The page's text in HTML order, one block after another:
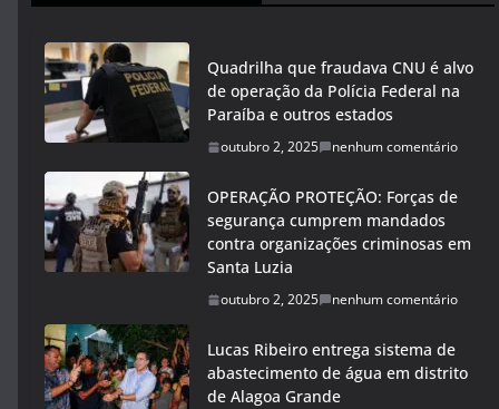
Quadrilha que fraudava CNU é alvo
de operação da Polícia Federal na
Paraíba e outros estados
outubro 2, 2025 nenhum comentário
OPERAÇÃO PROTEÇÃO: Forças de
segurança cumprem mandados
contra organizações criminosas em
Santa Luzia
outubro 2, 2025 nenhum comentário
Lucas Ribeiro entrega sistema de
abastecimento de água em distrito
de Alagoa Grande